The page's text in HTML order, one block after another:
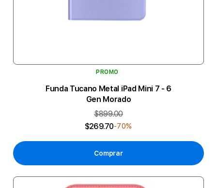
PROMO
Funda Tucano Metal iPad Mini 7 - 6
Gen Morado
$899.00
$269.70-70%
Comprar